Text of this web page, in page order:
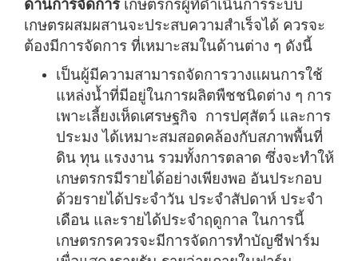
ด้านการจัดการเกษตรกรผู้ที่ดำเนินการระบบ
เกษตรผสมผสานจะประสบความสำเร็จได้ ควรจะ
ต้องมีการจัดการ ที่เหมาะสมในด้านต่าง ๆ ดังนี้
เป็นผู้มีความสามารถจัดการวางแผนการใช้
แหล่งน้ำที่มีอยู่ในการผลิตพืชชนิดต่าง ๆ การ
เพาะเลี้ยงเห็ดเศรษฐกิจ การปศุสัตว์ และการ
ประมง ได้เหมาะสมสอดคล้องกับสภาพพื้นที่
ดิน ทุน แรงงาน รวมทั้งการตลาด ซึ่งจะทำให้
เกษตรกรมีรายได้อย่างเพียงพอ อันประกอบ
ด้วยรายได้ประจำวัน ประจำสัปดาห์ ประจำ
เดือน และรายได้ประจำฤดูกาล ในการนี้
เกษตรกรควรจะมีการจัดการทำบัญชีฟาร์ม